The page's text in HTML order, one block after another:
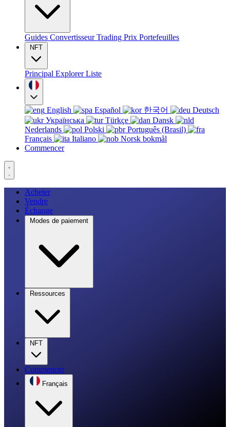
Guides ConvertisseurTrading Prix Portefeuilles
NFT
Principal ExplorerListe
English Español 한국어
Deutsch
Українська
Türkçe
Dansk
Nederlands
Polski
Português (Brasil)
Français
Italiano
Norsk bokmål
Commencer
Acheter
Vendre
Échange
Modes de paiement
Ressources
NFT
Commencer
Français